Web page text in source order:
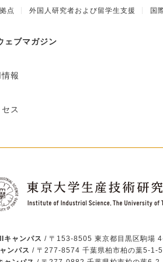
点 外国人研究者および留学生支援 国
ェブマガジン
報
ス
キャンパス / 〒153-8505 東京都目黒区駒場
ンパス / 〒277-8574 千葉県柏市柏の葉5-1-5